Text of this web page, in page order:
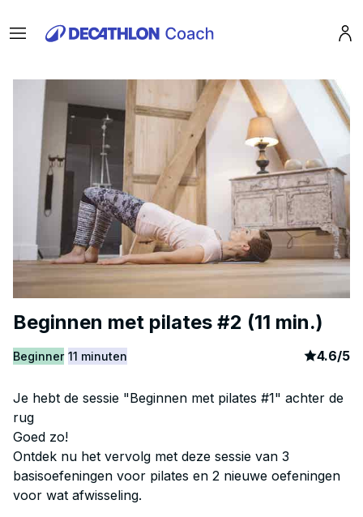
Menu
Beginnen met pilates #2 (11 min.)
Beginner 11 minuten article
4.6/5
Je hebt de sessie "Beginnen met pilates #1" achter de
rug
Goed zo!
Ontdek nu het vervolg met deze sessie van 3
basisoefeningen voor pilates en 2 nieuwe oefeningen
voor wat afwisseling.